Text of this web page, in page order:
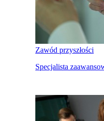
Zawód przyszłości
Specjalista